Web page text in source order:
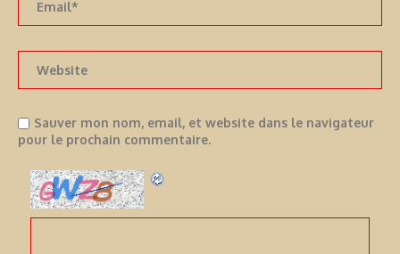
Sauver mon nom, email, et website dans le navigateur
pour le prochain commentaire.